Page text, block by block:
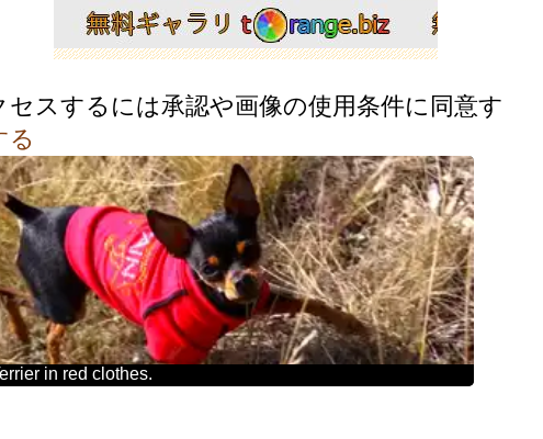
スするには承認や画像の使用条件に同意す
る
in red clothes.